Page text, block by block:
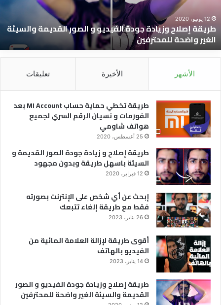
القديمة
والسيئة
الغير
واضحة
للمحترفين
12 يونيو، 2020
طريقة إصلاح وزيادة جودة الفيديو و الصور القديمة والسيئة
الغير واضحة للمحترفين
الأشهر الأخيرة تعليقات
طريقة تخطي حماية حساب MI Account بعد
الفورمات و نسيان الرقم السري لجميع
هواتف شاومي
25 أغسطس، 2020
طريقة إصلاح و زيادة جودة الصور القديمة و
السيئة باسهل طريقة وبدون مجهود
12 فبراير، 2020
إبحث عن أي شخص على الإنترنت بصورته
فقط مع طريقة إلغاء تتبعك
26 يناير، 2023
أقوى طريقة لإزالة العلامة المائية من
الفيديو بالهاتف
14 يناير، 2023
طريقة إصلاح وزيادة جودة الفيديو و الصور
القديمة والسيئة الغير واضحة للمحترفين